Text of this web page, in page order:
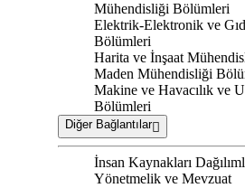
Mühendisliği Bölümleri
Elektrik-Elektronik ve
Bölümleri
Harita ve İnşaat
Maden Mühendisliği
Makine ve Havacılık ve
Bölümleri
Diğer Bağlantılar
İnsan Kaynakları
Yönetmelik ve Mevzuat